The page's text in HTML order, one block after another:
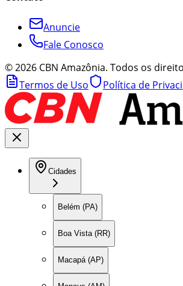
Anuncie
Fale Conosco
©2026 CBN Amazônia. Todos os
Termos de Uso
Política de
Cidades
Belém (PA)
Boa Vista (RR)
Macapá (AP)